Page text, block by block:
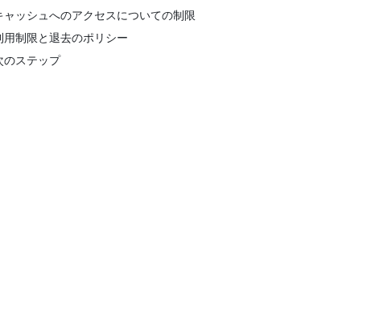
ャッシュへのアクセスについての制限
用制限と退去のポリシー
のステップ